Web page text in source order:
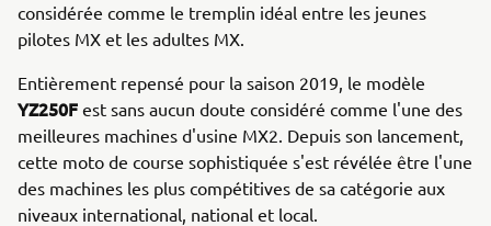
considérée comme le tremplin idéal entre les jeunes
pilotes MX et les adultes MX.
Entièrement repensé pour la saison 2019, le modèle
YZ250F est sans aucun doute considéré comme l'une des
meilleures machines d'usine MX2. Depuis son lancement,
cette moto de course sophistiquée s'est révélée être l'une
des machines les plus compétitives de sa catégorie aux
niveaux international, national et local.